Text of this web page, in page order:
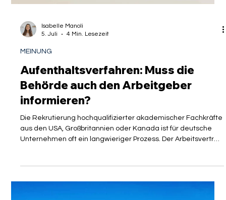
5. Juli
MEINUNG
Aufenthaltsverfahren: Muss die
Behörde auch den Arbeitgeber
informieren?
Die Rekrutierung hochqualifizierter akademischer Fachkräfte
aus den USA, Großbritannien oder Kanada ist für deutsche